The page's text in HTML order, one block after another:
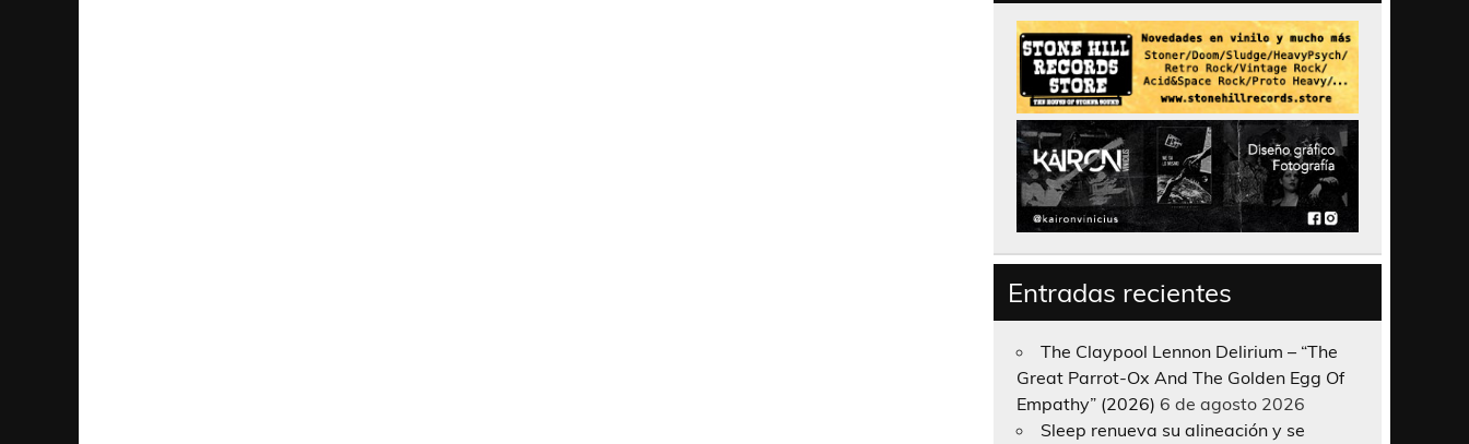
Entradas recientes
The Claypool Lennon Delirium – “The
Great Parrot-Ox And The Golden Egg Of
Empathy” (2026) 6 de agosto 2026
Sleep renueva su alineación y se